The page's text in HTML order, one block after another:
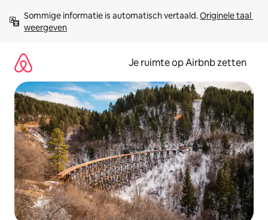
direct
naar
Sommige informatie is automatisch vertaald. Originele taal
weergeven
Je ruimte op Airbnb zetten